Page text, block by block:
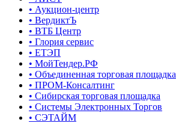
• Аукцион-центр
• ВердиктЪ
• ВТБ Центр
• Глория сервис
• ЕТЭП
• МойТендер.РФ
• Объединенная торговая площадка
• ПРОМ-Консалтинг
• Сибирская торговая площадка
• Системы Электронных Торгов
• СЭТАЙМ